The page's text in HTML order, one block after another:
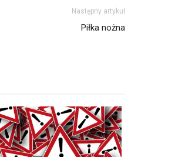
Następny artykuł
Piłka nożna